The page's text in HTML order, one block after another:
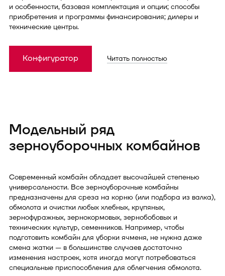
и особенности, базовая комплектация и опции; способы
приобретения и программы финансирования; дилеры и
технические центры.
Конфигуратор Читать полностью
Модельный ряд
зерноуборочных комбайнов
Современный комбайн обладает высочайшей степенью
универсальности. Все зерноуборочные комбайны
предназначены для среза на корню (или подбора из валка),
обмолота и очистки любых хлебных, крупяных,
зернофуражных, зернокормовых, зернобобовых и
технических культур, семенников. Например, чтобы
подготовить комбайн для уборки ячменя, не нужна даже
смена жатки — в большинстве случаев достаточно
изменения настроек, хотя иногда могут потребоваться
специальные приспособления для облегчения обмолота.